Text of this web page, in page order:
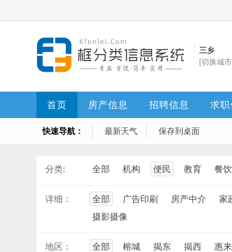
三乡
[切换城
首页 房产信息 招聘信息 求职
快速导航： 最新天气 保存到桌面
分类: 全部 机构 便民 教育 餐饮
详细： 全部 广告印刷 房产中介 家
摄影摄像
地区： 全部 榕城 揭东 揭西 惠来